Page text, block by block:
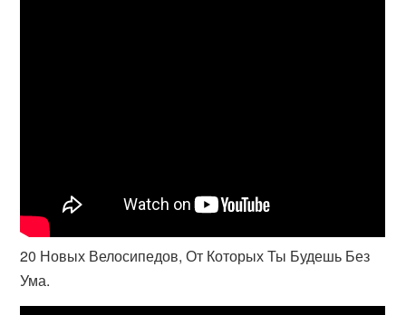
20 Новых Велосипедов, От Которых Ты Будешь Без
Ума.